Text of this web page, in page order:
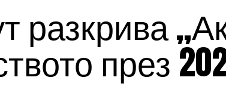
разкрива
през